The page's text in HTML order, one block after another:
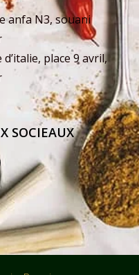
anfa N3, souani
d’italie, place 9 avril,
SOCIEAUX